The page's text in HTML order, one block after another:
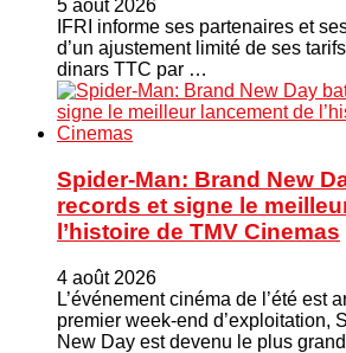
5 août 2026
IFRI informe ses partenaires et
d’un ajustement limité de ses
dinars TTC par …
Spider-Man: Brand New
records et signe le
l’histoire de TMV Cinemas
4 août 2026
L’événement cinéma de l’été est
premier week-end d’exploitation,
New Day est devenu le plus